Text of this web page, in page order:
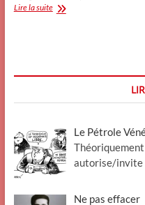
Lire la suiteHistoire
Le Pétrole
autorise/invite
Ne pas effacer